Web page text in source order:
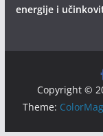
energije i
Copyright ©
Theme: ColorMag